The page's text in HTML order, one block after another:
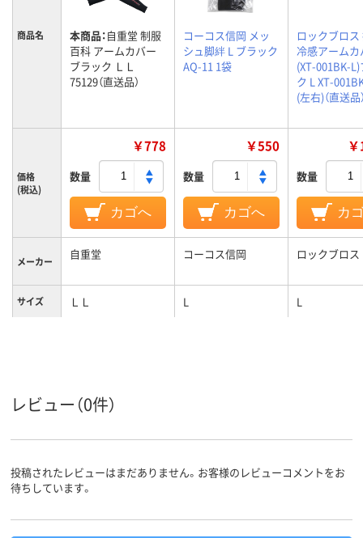
商品名 本商品：自重堂 制服
百科 アームカバー
ブラック ＬＬ
75129（直送品）
コーコス信岡 メッ
シュ脚絆 L ブラック
AQ-11 1袋
ロックブロス
冷感アームカ
(XT-001BK-
ク L XT-
(左右)（直送品
価格
(税込)
￥778
数量
カゴへ
￥550
数量
カゴへ
数量
カ
メーカー 自重堂 コーコス信岡 ロックブロス
サイズ ＬＬ L L
レビュー（0件）
投稿されたレビューはまだありません。お客様のレビューコメントをお
待ちしています。